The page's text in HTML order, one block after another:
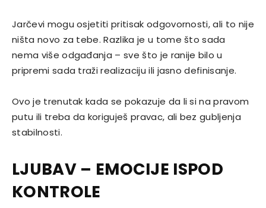
Jarčevi mogu osjetiti pritisak odgovornosti, ali to nije
ništa novo za tebe. Razlika je u tome što sada
nema više odgađanja – sve što je ranije bilo u
pripremi sada traži realizaciju ili jasno definisanje.
Ovo je trenutak kada se pokazuje da li si na pravom
putu ili treba da koriguješ pravac, ali bez gubljenja
stabilnosti.
LJUBAV – EMOCIJE ISPOD
KONTROLE